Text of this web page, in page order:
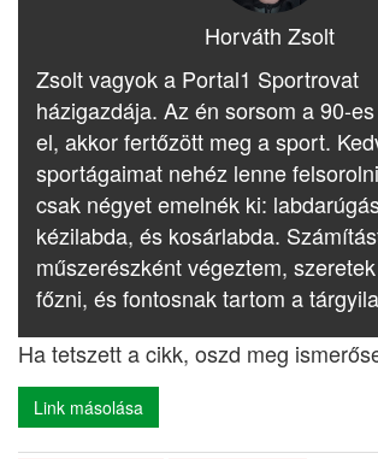
Horváth Zsolt
Zsolt vagyok a Portal1 Sportrovat
házigazdája. Az én sorsom a 90-
el, akkor fertőzött meg a sport.
sportágaimat nehéz lenne
csak négyet emelnék ki:
kézilabda, és kosárlabda.
műszerészként végeztem,
főzni, és fontosnak tartom a
Ha tetszett a cikk, oszd meg
Link másolása